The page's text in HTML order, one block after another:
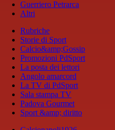
Guerriero Petrarca
Altri
Rubriche
Storie di Sport
Calcio&amp;Gossip
Promozioni PdSport
La posta dei lettori
Angolo amarcord
La TV di PdSport
Sala stampa TV
Padova Gourmet
Sport &amp; diritto